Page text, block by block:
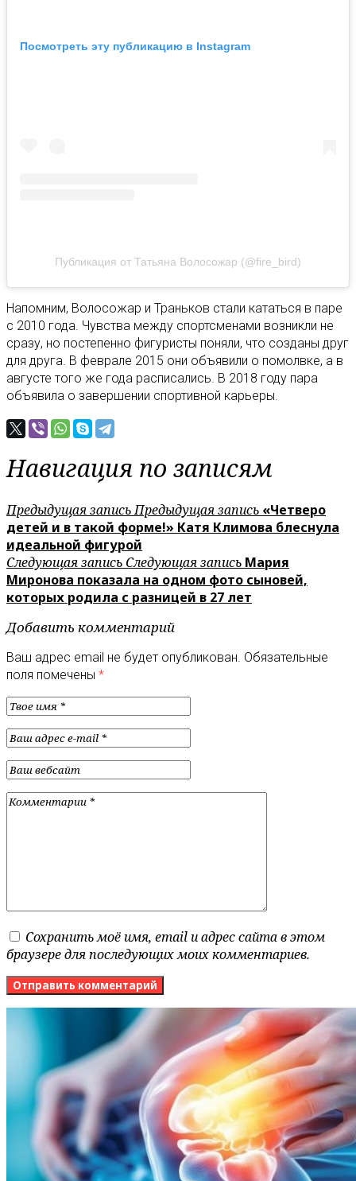
Посмотреть эту публикацию в Instagram
Публикация от Татьяна Волосожар (@fire_bird)
Напомним, Волосожар и Траньков стали кататься в паре
с 2010 года. Чувства между спортсменами возникли не
сразу, но постепенно фигуристы поняли, что созданы друг
для друга. В феврале 2015 они объявили о помолвке, а в
августе того же года расписались. В 2018 году пара
объявила о завершении спортивной карьеры.
Навигация по записям
Предыдущая записьПредыдущая запись «Четверо
детей и в такой форме!» Катя Климова блеснула
идеальной фигурой
Следующая запись Следующая запись Мария
Миронова показала на одном фото сыновей,
которых родила с разницей в 27 лет
Добавить комментарий
Ваш адрес email не будет опубликован. Обязательные
поля помечены *
Сохранить моё имя, email и адрес сайта в этом
браузере для последующих моих комментариев.